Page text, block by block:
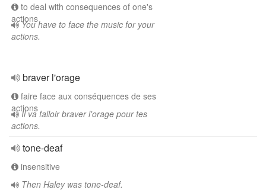
to deal with consequences of one's
actions
You have to face the music for your
actions.
braver l'orage
faire face aux conséquences de ses
actions
Il va falloir braver l'orage pour tes
actions.
tone-deaf
insensitive
Then Haley was tone-deaf.